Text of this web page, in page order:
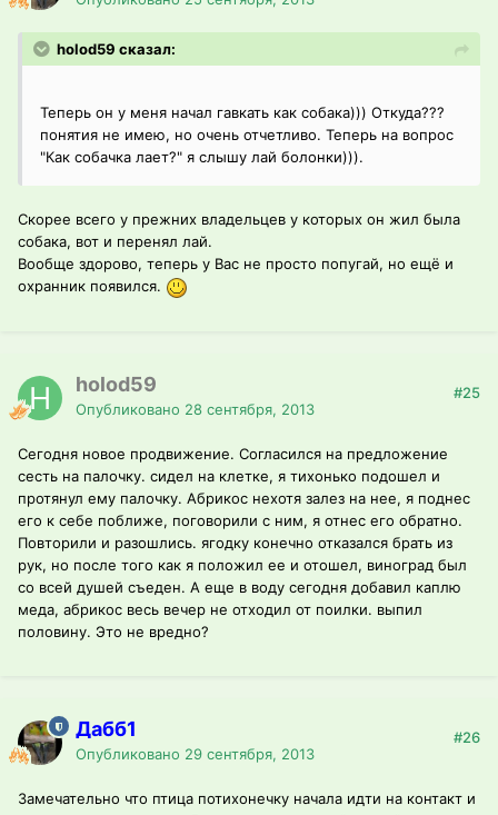
holod59 сказал:
Теперь он у меня начал гавкать как собака))) Откуда???
понятия не имею, но очень отчетливо. Теперь на вопрос
"Как собачка лает?" я слышу лай болонки))).
Скорее всего у прежних владельцев у которых он жил была
собака, вот и перенял лай.
Вообще здорово, теперь у Вас не просто попугай, но ещё и
охранник появился.
holod59
Опубликовано 28 сентября, 2013
#25
Сегодня новое продвижение. Согласился на предложение
сесть на палочку. сидел на клетке, я тихонько подошел и
протянул ему палочку. Абрикос нехотя залез на нее, я поднес
его к себе поближе, поговорили с ним, я отнес его обратно.
Повторили и разошлись. ягодку конечно отказался брать из
рук, но после того как я положил ее и отошел, виноград был
со всей душей съеден. А еще в воду сегодня добавил каплю
меда, абрикос весь вечер не отходил от поилки. выпил
половину. Это не вредно?
Дабб1
Опубликовано 29 сентября, 2013
#26
Замечательно что птица потихонечку начала идти на контакт и